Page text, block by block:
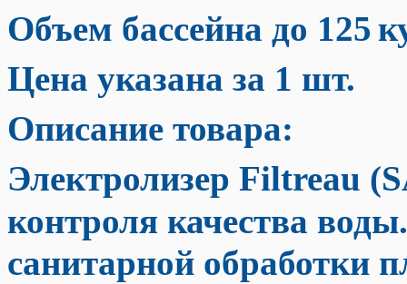
Объем бассейна до 125
Цена указана за 1 шт.
Описание товара:
Электролизер Filtreau
контроля качества
санитарной обработки